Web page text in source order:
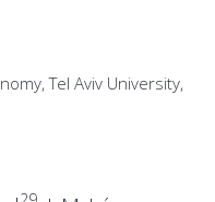
Tel Aviv University,